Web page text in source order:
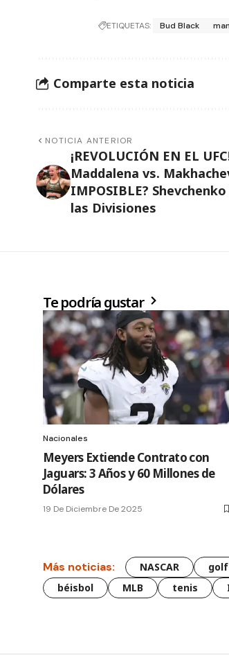
ETIQUETAS: Bud Black
Comparte esta noticia
NOTICIA ANTERIOR
¡REVOLUCIÓN EN EL
Maddalena vs.
IMPOSIBLE?
las Divisiones
Te podría gustar
Nacionales
Meyers Extiende Contrato con
Jaguars: 3 Años y 60 Millones de
Dólares
19 De Diciembre De 2025
Más noticias: NASCAR golf
béisbol
MLB tenis